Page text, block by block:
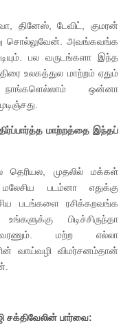
தினேஸ், டேவிட், குமரன்
சொல்லுவேன். அவங்கவங்க
பல வருடங்களா இந்த
உலகத்துல மாற்றம் ஏதும்
நாங்களெல்லாம் ஒன்னா
மாற்றத்தை இந்தப்
முதலில் மக்கள்
படம்னா எதுக்கு
படங்களை ரசிக்கறவங்க
பிடிச்சிருந்தா
மற்ற எல்லா
வாய்வழி விமர்சனம்தான்
சக்திவேலின் பார்வை: